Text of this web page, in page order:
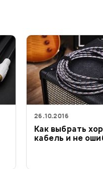
26.10.2016
Как выбрать
кабель и не